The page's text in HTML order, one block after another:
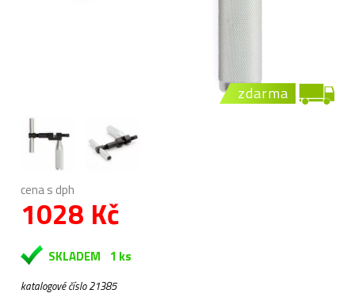
zdarma
cena s dph
1028 Kč
SKLADEM 1 ks
katalogové číslo 21385